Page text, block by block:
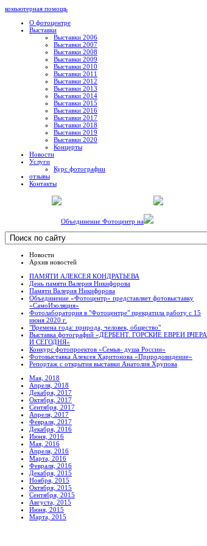
комьютерная помощь
О фотоцентре
Выставки
Выставки 2006
Выставки 2007
Выставки 2008
Выставки 2009
Выставки 2010
Выставки 2011
Выставки 2012
Выставки 2013
Выставки 2014
Выставки 2015
Выставки 2016
Выставки 2017
Выставки 2018
Выставки 2019
Выставки 2020
Концерты
Новости
Услуги
Курс фотографии
отзывы
Контакты
Объединение Фотоцентр на
Новости
Архив новостей
ПАМЯТИ АЛЕКСЕЯ КОНДРАТЬЕВА
День памяти Валерия Никифорова
Памяти Валерия Никифорова
Объединение «Фотоцентр» представляет фотовыставку
«СамоИзоляция»
Фотолаборатория в "Фотоцентре" прекратила работу с 15
июня 2020 г.
"Времена года: природа, человек, общество"
Выставка фотографий «ДЕРБЕНТ. ГОРСКИЕ ЕВРЕИ ВЧЕРА
И СЕГОДНЯ»
Конкурс фотопроектов «Семья- душа России»
Фотовыставка Алексея Харитонова «Природовидение»
Репортаж с открытия выставки Анатолия Хрупова
Мая, 2018
Апреля, 2018
Декабря, 2017
Октября, 2017
Сентября, 2017
Апреля, 2017
Февраля, 2017
Декабря, 2016
Июня, 2016
Мая, 2016
Апреля, 2016
Марта, 2016
Февраля, 2016
Декабря, 2015
Ноября, 2015
Октября, 2015
Сентября, 2015
Августа, 2015
Июня, 2015
Марта, 2015